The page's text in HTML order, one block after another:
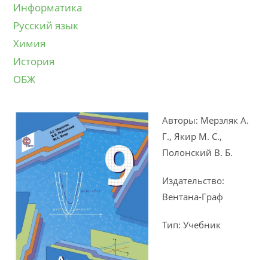
Информатика
Русский язык
Химия
История
ОБЖ
Авторы: Мерзляк А.
Г., Якир М. С.,
Полонский В. Б.
Издательство:
Вентана-Граф
Тип: Учебник